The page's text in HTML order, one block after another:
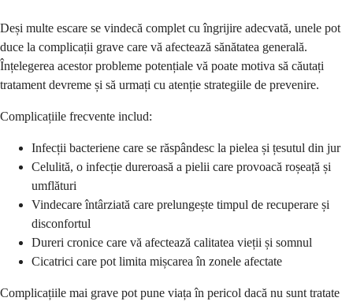
Deși multe escare se vindecă complet cu îngrijire adecvată, unele pot
duce la complicații grave care vă afectează sănătatea generală.
Înțelegerea acestor probleme potențiale vă poate motiva să căutați
tratament devreme și să urmați cu atenție strategiile de prevenire.
Complicațiile frecvente includ:
Infecții bacteriene care se răspândesc la pielea și țesutul din jur
Celulită, o infecție dureroasă a pielii care provoacă roșeață și
umflături
Vindecare întârziată care prelungește timpul de recuperare și
disconfortul
Dureri cronice care vă afectează calitatea vieții și somnul
Cicatrici care pot limita mișcarea în zonele afectate
Complicațiile mai grave pot pune viața în pericol dacă nu sunt tratate